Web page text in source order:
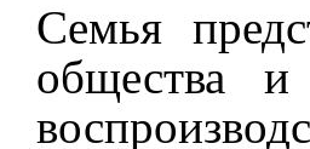
Семья
общества